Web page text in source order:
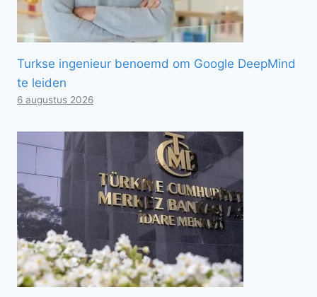
Turkse ingenieur benoemd om Google DeepMind
te leiden
6 augustus 2026